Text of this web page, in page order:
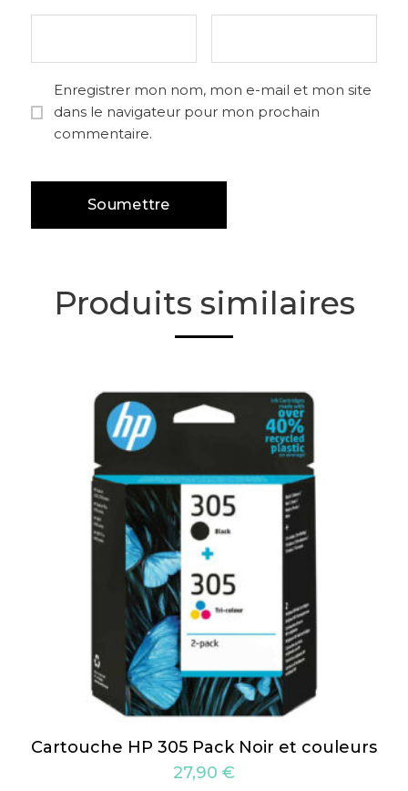
Enregistrer mon nom, mon e-mail et mon site
dans le navigateur pour mon prochain
commentaire.
Produits similaires
Cartouche HP 305 Pack Noir et couleurs
27,90 €